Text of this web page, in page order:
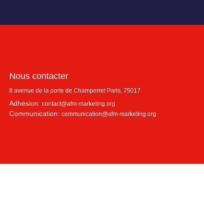
Nous contacter
8 avenue de la porte de Champerret Paris, 75017
Adhésion: contact@afm-marketing.org
Communication: communication@afm-marketing.org